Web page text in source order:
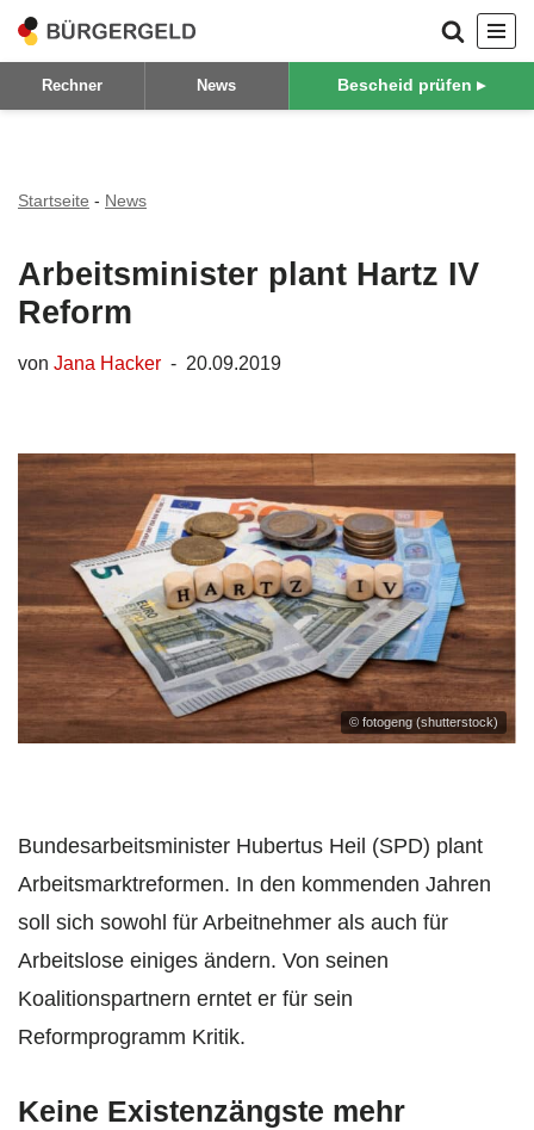
Zum
Inhalt
Rechner News Bescheid prüfen ▸
Startseite - News
Arbeitsminister plant Hartz IV
Reform
von Jana Hacker 20.09.2019
© fotogeng (shutterstock)
Bundesarbeitsminister Hubertus Heil (SPD) plant
Arbeitsmarktreformen. In den kommenden Jahren
soll sich sowohl für Arbeitnehmer als auch für
Arbeitslose einiges ändern. Von seinen
Koalitionspartnern erntet er für sein
Reformprogramm Kritik.
Keine Existenzängste mehr